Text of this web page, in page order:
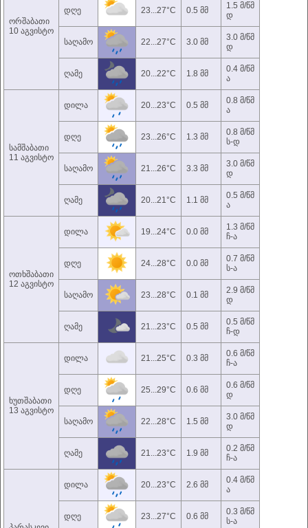
ორშაბათი
10 აგვისტო
დღე 23...27°C 0.5 მმ
1.5 მ/წმ
დ
საღამო 22...27°C 3.0 მმ
3.0 მ/წმ
დ
ღამე 20...22°C 1.8 მმ
0.4 მ/წმ
ა
სამშაბათი
11 აგვისტო
დილა 20...23°C 0.5 მმ
0.8 მ/წმ
ა
დღე 23...26°C 1.3 მმ
0.8 მ/წმ
ს-დ
საღამო 21...26°C 3.3 მმ
3.0 მ/წმ
დ
ღამე 20...21°C 1.1 მმ
0.5 მ/წმ
ა
ოთხშაბათი
12 აგვისტო
დილა 19...24°C 0.0 მმ
1.3 მ/წმ
ჩ-ა
დღე 24...28°C 0.0 მმ
0.7 მ/წმ
ს-ა
საღამო 23...28°C 0.1 მმ
2.9 მ/წმ
დ
ღამე 21...23°C 0.5 მმ
0.5 მ/წმ
ჩ-დ
ხუთშაბათი
13 აგვისტო
დილა 21...25°C 0.3 მმ
0.6 მ/წმ
ჩ-ა
დღე 25...29°C 0.6 მმ
0.6 მ/წმ
დ
საღამო 22...28°C 1.5 მმ
3.0 მ/წმ
დ
ღამე 21...23°C 1.9 მმ
0.2 მ/წმ
ჩ-ა
დილა 20...23°C 2.6 მმ
0.4 მ/წმ
ა
დღე 23...27°C 0.6 მმ
0.3 მ/წმ
ს-ა